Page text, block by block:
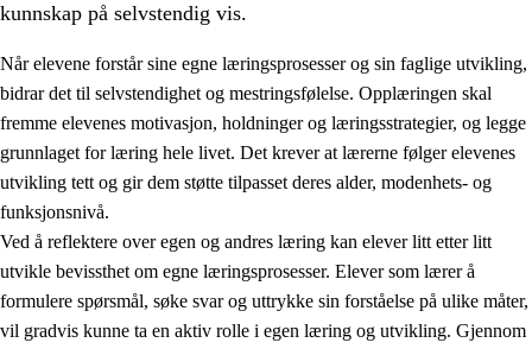
Prinsipper for læring, utvikling og danning
2.1 Sosial læring og utvikling
kunnskap på selvstendig vis.
Når elevene forstår sine egne læringsprosesser og sin faglige utvikling,
bidrar det til selvstendighet og mestringsfølelse. Opplæringen skal
fremme elevenes motivasjon, holdninger og læringsstrategier, og legge
grunnlaget for læring hele livet. Det krever at lærerne følger elevenes
utvikling tett og gir dem støtte tilpasset deres alder, modenhets- og
funksjonsnivå.
Ved å reflektere over egen og andres læring kan elever litt etter litt
utvikle bevissthet om egne læringsprosesser. Elever som lærer å
formulere spørsmål, søke svar og uttrykke sin forståelse på ulike måter,
vil gradvis kunne ta en aktiv rolle i egen læring og utvikling. Gjennom